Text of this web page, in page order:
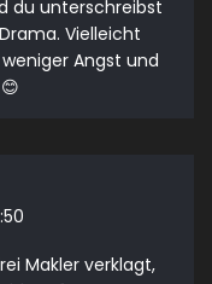
du unterschreibst
Vielleicht
Angst und
Makler verklagt,